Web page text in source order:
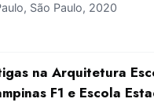
São Paulo, 2020
na Arquitetura
F1 e Escola